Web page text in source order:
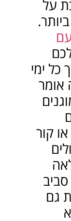
על
ימי
קור
גם